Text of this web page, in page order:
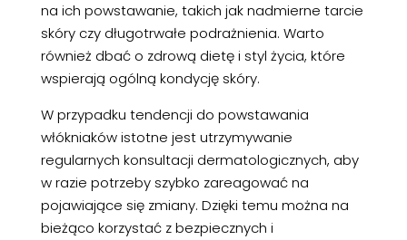
na ich powstawanie, takich jak nadmierne tarcie
skóry czy długotrwałe podrażnienia. Warto
również dbać o zdrową dietę i styl życia, które
wspierają ogólną kondycję skóry.
W przypadku tendencji do powstawania
włókniaków istotne jest utrzymywanie
regularnych konsultacji dermatologicznych, aby
w razie potrzeby szybko zareagować na
pojawiające się zmiany. Dzięki temu można na
bieżąco korzystać z bezpiecznych i